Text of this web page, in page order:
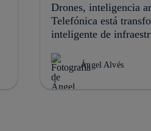
Drones, inteligencia
Telefónica está
inteligente de
Ángel Alvés